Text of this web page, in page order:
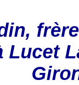
Lucet